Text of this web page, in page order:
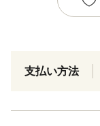
支払い方法